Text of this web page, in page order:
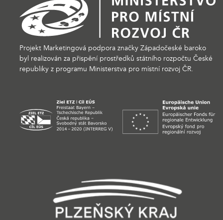
Projekt Marketingová podpora značky Západočeské baroko
byl realizován za přispění prostředků státního rozpočtu České
republiky z programu Ministerstva pro místní rozvoj ČR.